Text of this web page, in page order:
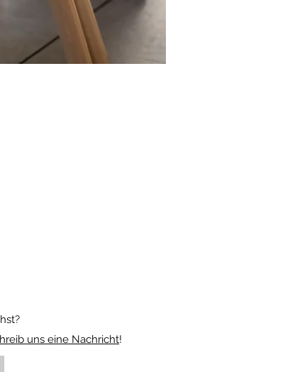
uns eine Nachricht!